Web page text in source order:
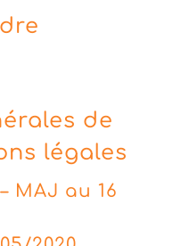
de
légales
MAJ au 16